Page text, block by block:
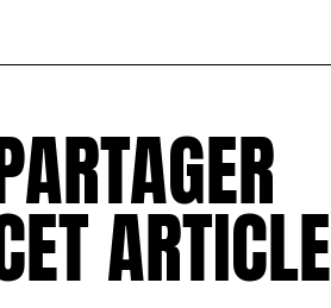
ARTICLE